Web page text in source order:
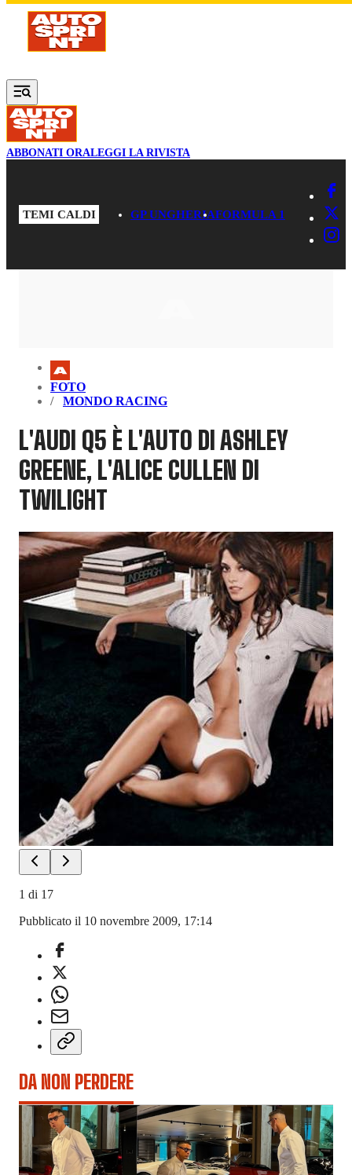
Vai al contenuto principale
ABBONATI ORALEGGI LA RIVISTA
TEMI CALDI GP UNGHERIAFORMULA 1
FOTO
MONDO RACING
L'AUDI Q5 È L'AUTO DI ASHLEY
GREENE, L'ALICE CULLEN DI
TWILIGHT
1 di 17
Pubblicato il 10 novembre 2009, 17:14
DA NON PERDERE